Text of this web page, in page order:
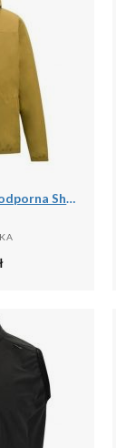
Męska Kurtka Wodoodporna Shorebay